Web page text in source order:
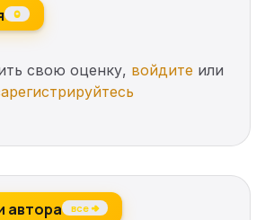
0
свою оценку, войдите или
автора все →